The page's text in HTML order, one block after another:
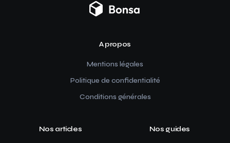
A propos
Mentions légales
Politique de confidentialité
Conditions générales
Nos articles Nos guides